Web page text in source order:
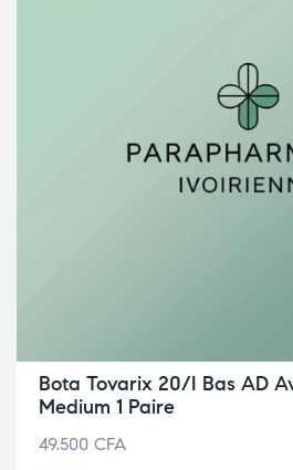
Bota Tovarix 20/I Bas AD
Medium 1 Paire
49.500 CFA